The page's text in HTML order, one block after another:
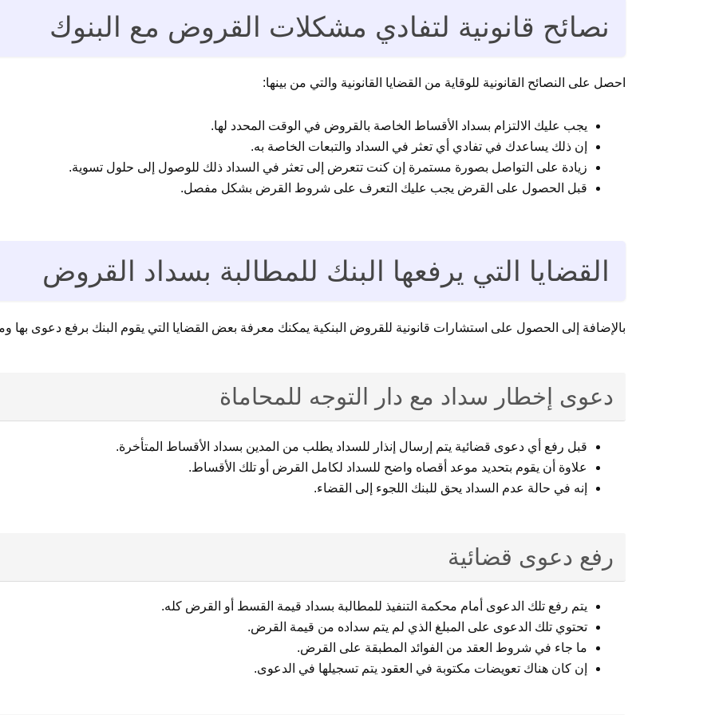
نصائح قانونية لتفادي مشكلات القروض مع البنوك
احصل على النصائح القانونية للوقاية من القضايا القانونية والتي من بينها:
يجب عليك الالتزام بسداد الأقساط الخاصة بالقروض في الوقت المحدد لها.
إن ذلك يساعدك في تفادي أي تعثر في السداد والتبعات الخاصة به.
زيادة على التواصل بصورة مستمرة إن كنت تتعرض إلى تعثر في السداد ذلك للوصول إلى حلول تسوية.
قبل الحصول على القرض يجب عليك التعرف على شروط القرض بشكل مفصل.
القضايا التي يرفعها البنك للمطالبة بسداد القروض
بالإضافة إلى الحصول على استشارات قانونية للقروض البنكية يمكنك معرفة بعض القضايا التي يقوم البنك برفع دعوى بها
دعوى إخطار سداد مع دار التوجه للمحاماة
قبل رفع أي دعوى قضائية يتم إرسال إنذار للسداد يطلب من المدين بسداد الأقساط المتأخرة.
علاوة أن يقوم بتحديد موعد أقصاه واضح للسداد لكامل القرض أو تلك الأقساط.
إنه في حالة عدم السداد يحق للبنك اللجوء إلى القضاء.
رفع دعوى قضائية
يتم رفع تلك الدعوى أمام محكمة التنفيذ للمطالبة بسداد قيمة القسط أو القرض كله.
تحتوي تلك الدعوى على المبلغ الذي لم يتم سداده من قيمة القرض.
ما جاء في شروط العقد من الفوائد المطبقة على القرض.
إن كان هناك تعويضات مكتوبة في العقود يتم تسجيلها في الدعوى.